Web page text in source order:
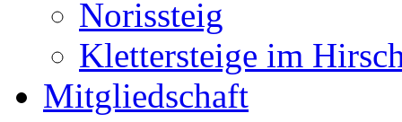
Norissteig
Klettersteige im
Mitgliedschaft